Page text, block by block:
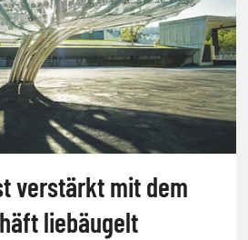
verstärkt mit dem
liebäugelt